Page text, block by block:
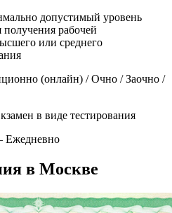
допустимый уровень
получения рабочей
или среднего
(онлайн) / Очно / Заочно /
в виде тестирования
в Москве